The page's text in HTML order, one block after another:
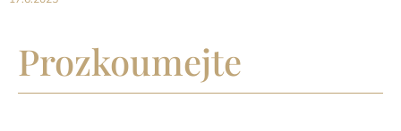
Prozkoumejte